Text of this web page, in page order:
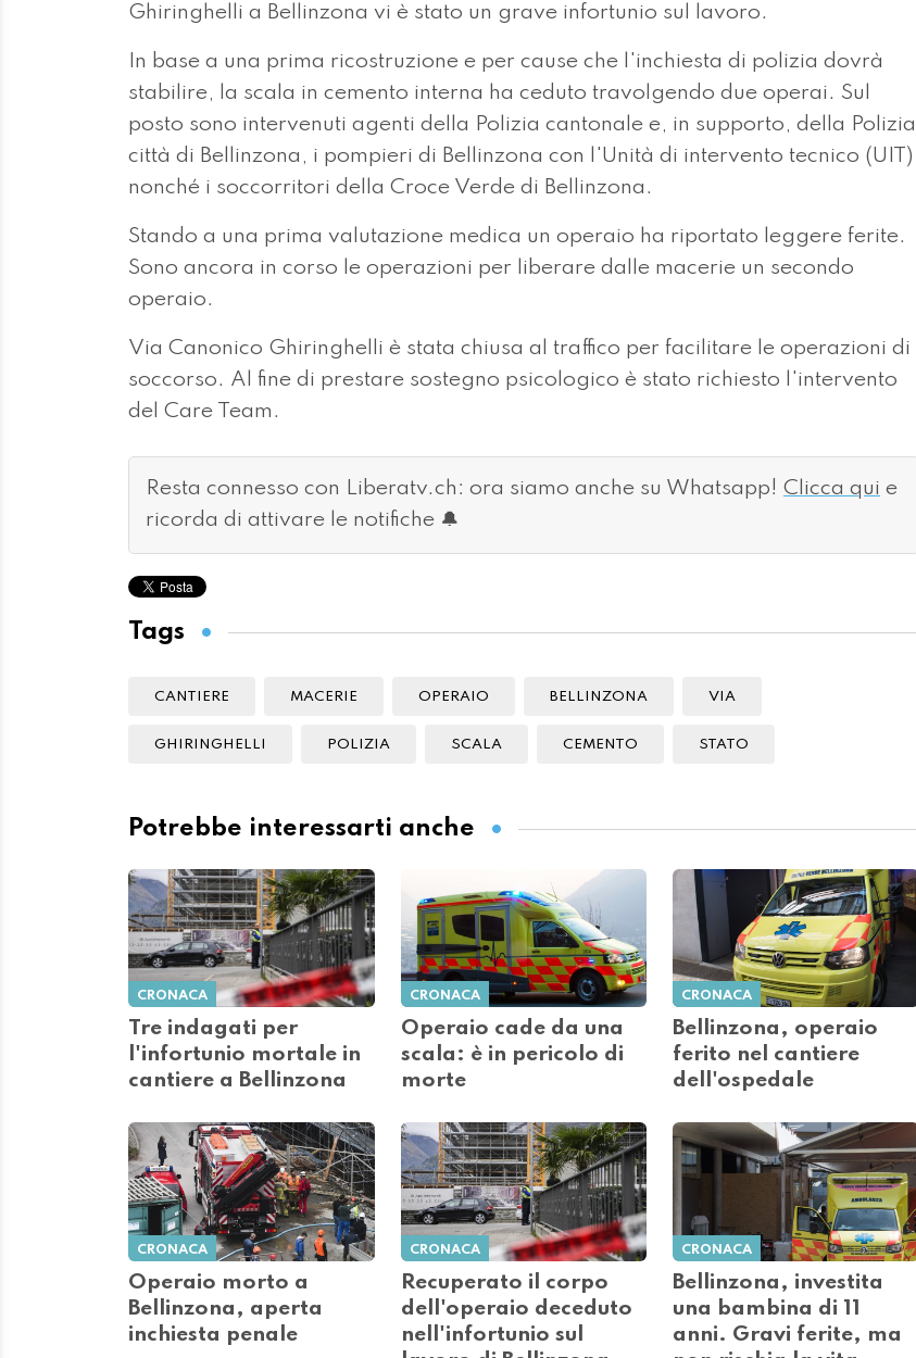
Ghiringhelli a Bellinzona vi è stato un grave infortunio sul lavoro.
In base a una prima ricostruzione e per cause che l'inchiesta di polizia dovrà
stabilire, la scala in cemento interna ha ceduto travolgendo due operai. Sul
posto sono intervenuti agenti della Polizia cantonale e, in supporto, della Polizia
città di Bellinzona, i pompieri di Bellinzona con l'Unità di intervento tecnico (UIT)
nonché i soccorritori della Croce Verde di Bellinzona.
Stando a una prima valutazione medica un operaio ha riportato leggere ferite.
Sono ancora in corso le operazioni per liberare dalle macerie un secondo
operaio.
Via Canonico Ghiringhelli è stata chiusa al traffico per facilitare le operazioni di
soccorso. Al fine di prestare sostegno psicologico è stato richiesto l'intervento
del Care Team.
Resta connesso con Liberatv.ch: ora siamo anche su Whatsapp! Clicca qui e
ricorda di attivare le notifiche 🔔
Tags
CANTIERE MACERIE OPERAIO BELLINZONA VIA
GHIRINGHELLI POLIZIA SCALA CEMENTO STATO
Potrebbe interessarti anche
CRONACA
Tre indagati per
l'infortunio mortale in
cantiere a Bellinzona
CRONACA
Operaio cade da una
scala: è in pericolo di
morte
CRONACA
Bellinzona, operaio
ferito nel cantiere
dell'ospedale
CRONACA
Operaio morto a
Bellinzona, aperta
inchiesta penale
CRONACA
Recuperato il corpo
dell'operaio deceduto
nell'infortunio sul
CRONACA
Bellinzona, investita
una bambina di 11
anni. Gravi ferite, ma